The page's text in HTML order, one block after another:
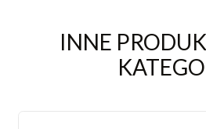
INNE